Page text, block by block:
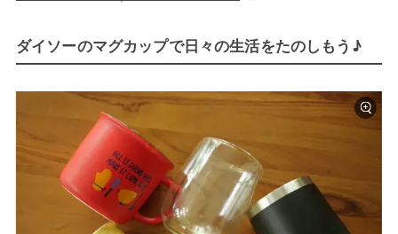
ダイソーのマグカップで日々の生活をたのしもう♪